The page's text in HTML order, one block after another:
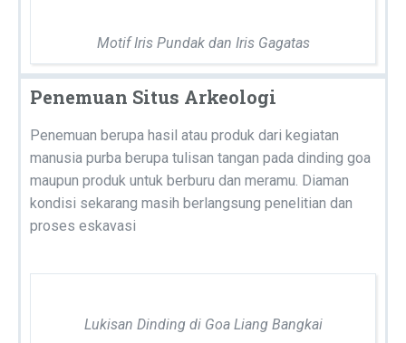
Motif Iris Pundak dan Iris Gagatas
Penemuan Situs Arkeologi
Penemuan berupa hasil atau produk dari kegiatan
manusia purba berupa tulisan tangan pada dinding goa
maupun produk untuk berburu dan meramu. Diaman
kondisi sekarang masih berlangsung penelitian dan
proses eskavasi
Lukisan Dinding di Goa Liang Bangkai